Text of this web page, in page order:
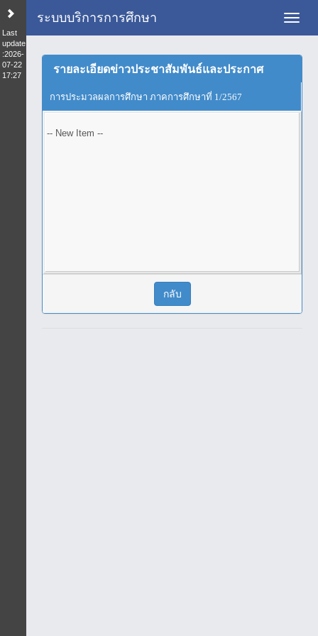
Last
update
:2026-
07-22
17:27
ระบบบริการการศึกษา
รายละเอียดข่าวประชาสัมพันธ์และประกาศ
การประมวลผลการศึกษา ภาคการศึกษาที่ 1/2567
-- New Item --